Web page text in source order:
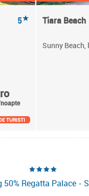
5★
TURISTI
Tiara Beach
Sunny Beach,
50% Regatta Palace -